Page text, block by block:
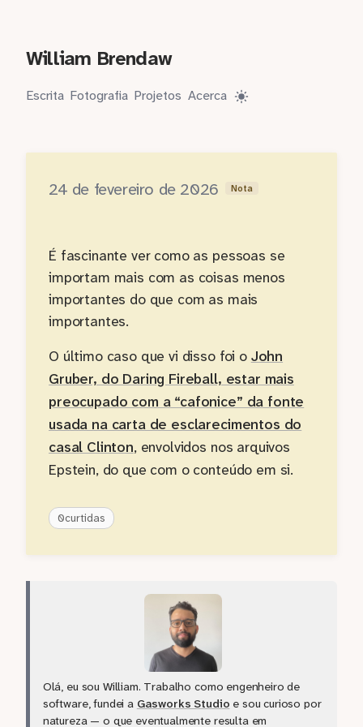
William Brendaw
Escrita Fotografia Projetos Acerca
24 de fevereiro de 2026 Nota
É fascinante ver como as pessoas se
importam mais com as coisas menos
importantes do que com as mais
importantes.
O último caso que vi disso foi o John
Gruber, do Daring Fireball, estar mais
preocupado com a “cafonice” da fonte
usada na carta de esclarecimentos do
casal Clinton, envolvidos nos arquivos
Epstein, do que com o conteúdo em si.
0curtidas
Olá, eu sou William. Trabalho como engenheiro de
software, fundei a Gasworks Studio e sou curioso por
natureza — o que eventualmente resulta em